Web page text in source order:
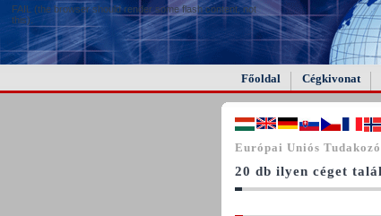
FAIL (the browser should render some flash content, not
this).
Főoldal Cégkivonat
Európai Uniós
20 db ilyen céget